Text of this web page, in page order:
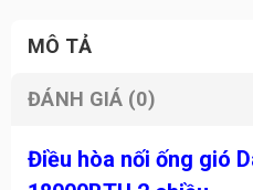
MÔ TẢ
ĐÁNH GIÁ (0)
Điều hòa nối ống gió